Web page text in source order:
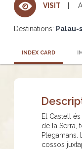
VISIT
Destinations: Palau-
INDEX CARD
El Castell
de la Serra,
Plegamans.
cossos